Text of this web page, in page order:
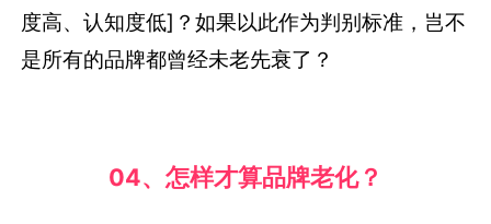
度高、认知度低]？如果以此作为判别标准，岂不
是所有的品牌都曾经未老先衰了？
04、怎样才算品牌老化？